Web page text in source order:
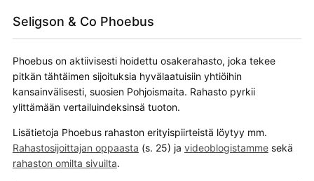
Seligson & Co Phoebus
Phoebus on aktiivisesti hoidettu osakerahasto, joka tekee
pitkän tähtäimen sijoituksia hyvälaatuisiin yhtiöihin
kansainvälisesti, suosien Pohjoismaita. Rahasto pyrkii
ylittämään vertailuindeksinsä tuoton.
Lisätietoja Phoebus rahaston erityispiirteistä löytyy mm.
Rahastosijoittajan oppaasta (s. 25) ja videoblogistammesekä
rahaston omilta sivuilta.